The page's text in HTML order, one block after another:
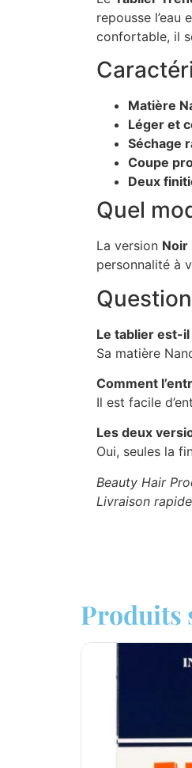
repousse
confortable, il
Matière
Léger et
Séchage
Coupe
Deux
Quel
La version Noir
personnalité à
Le tablier est-
Sa matière
Comment
Il est facile
Les deux
Oui, seules la
Beauty Hair
Livraison
Produits